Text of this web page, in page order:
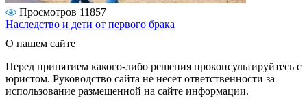
Просмотров 11857
Наследство и дети от первого брака
О нашем сайте
Перед принятием какого-либо решения проконсультируйтесь с
юристом. Руководство сайта не несет ответственности за
использование размещенной на сайте информации.